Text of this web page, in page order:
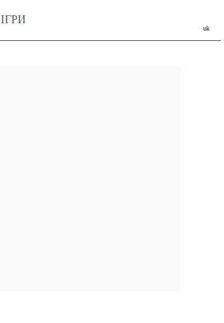
uk
ІГРИ